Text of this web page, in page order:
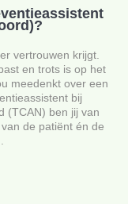
vertrouwen krijgt.
en trots is op het
meedenkt over een
bij
(TCAN) ben jij van
de patiënt én de